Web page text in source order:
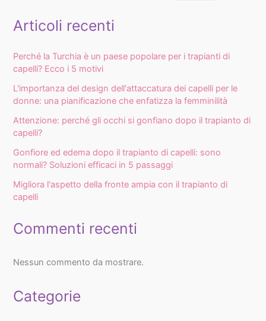
Articoli recenti
Perché la Turchia è un paese popolare per i trapianti di
capelli? Ecco i 5 motivi
L'importanza del design dell'attaccatura dei capelli per le
donne: una pianificazione che enfatizza la femminilità
Attenzione: perché gli occhi si gonfiano dopo il trapianto di
capelli?
Gonfiore ed edema dopo il trapianto di capelli: sono
normali? Soluzioni efficaci in 5 passaggi
Migliora l'aspetto della fronte ampia con il trapianto di
capelli
Commenti recenti
Nessun commento da mostrare.
Categorie